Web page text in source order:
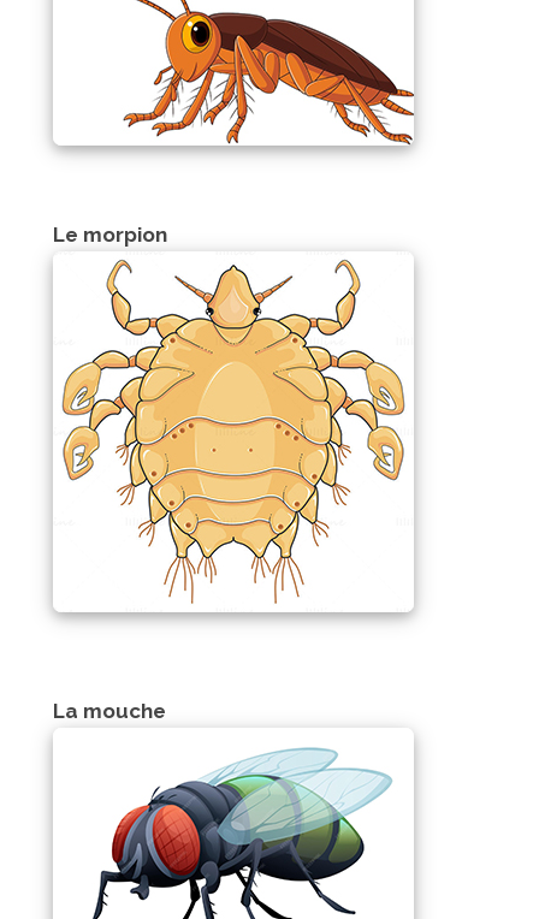
Le morpion
La mouche